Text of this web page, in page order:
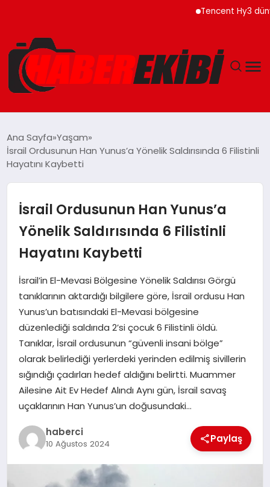
Tencent Hy3 dünya
GÜNCEL
MAGAZIN
SAĞLIK
SPOR
TEKNOLOJI
YAŞAM
Ana Sayfa Yaşam
İsrail Ordusunun Han Yunus’a Yönelik Saldırısında 6 Filistinli
Hayatını Kaybetti
İsrail Ordusunun Han Yunus’a
Yönelik Saldırısında 6 Filistinli
Hayatını Kaybetti
İsrail’in El-Mevasi Bölgesine Yönelik Saldırısı Görgü
tanıklarının aktardığı bilgilere göre, İsrail ordusu Han
Yunus’un batısındaki El-Mevasi bölgesine
düzenlediği saldırıda 2’si çocuk 6 Filistinli öldü.
Tanıklar, İsrail ordusunun “güvenli insani bölge”
olarak belirlediği yerlerdeki yerinden edilmiş sivillerin
sığındığı çadırları hedef aldığını belirtti. Muammer
Ailesine Ait Ev Hedef Alındı Aynı gün, İsrail savaş
uçaklarının Han Yunus’un doğusundaki…
haberci
10 Ağustos 2024 Paylaş